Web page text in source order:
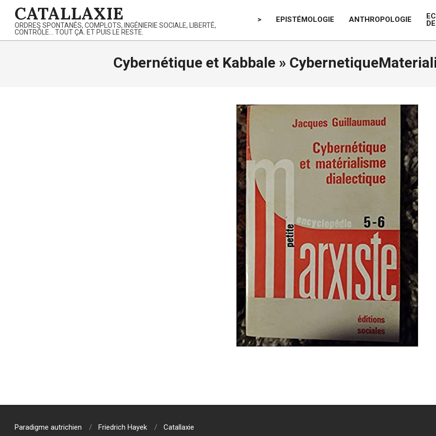
content
CATALLAXIE
ORDRES SPONTANÉS, COMPLOTS, INGÉNIERIE SOCIALE, LIBERTÉ,
CONTRÔLE… TOUT ÇA. ET PUIS LE RESTE.
> EPISTÉMOLOGIE ANTHROPOLOGIE
Cybernétique et Kabbale »
11-
Paradigme autrichien
Friedrich Hayek Catallaxie